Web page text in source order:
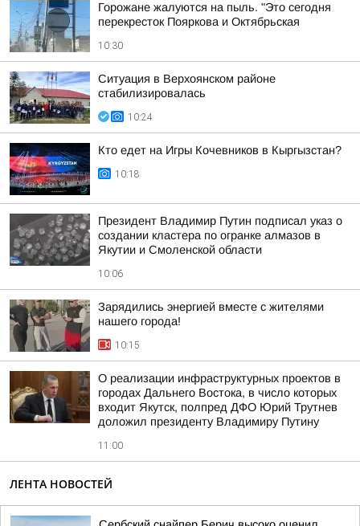
Горожане жалуются на пыль. "Это сегодня
перекресток Пояркова и Октябрьская
10:30
Ситуация в Верхоянском районе
стабилизировалась
10:24
Кто едет на Игры Кочевников в Кыргызстан?
10:18
Президент Владимир Путин подписал указ о
создании кластера по огранке алмазов в
Якутии и Смоленской области
10:06
Зарядились энергией вместе с жителями
нашего города!
10:15
О реализации инфраструктурных проектов в
городах Дальнего Востока, в число которых
входит Якутск, полпред ДФО Юрий Трутнев
доложил президенту Владимиру Путину
11:00
ЛЕНТА НОВОСТЕЙ